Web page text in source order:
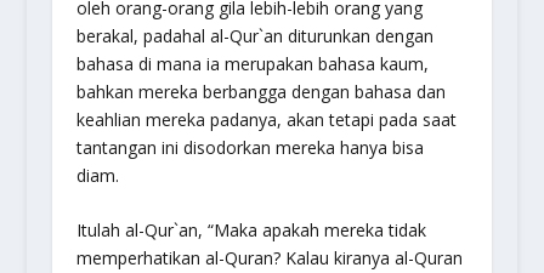
oleh orang-orang gila lebih-lebih orang yang
berakal, padahal al-Qur`an diturunkan dengan
bahasa di mana ia merupakan bahasa kaum,
bahkan mereka berbangga dengan bahasa dan
keahlian mereka padanya, akan tetapi pada saat
tantangan ini disodorkan mereka hanya bisa
diam.
Itulah al-Qur`an, “Maka apakah mereka tidak
memperhatikan al-Quran? Kalau kiranya al-Quran